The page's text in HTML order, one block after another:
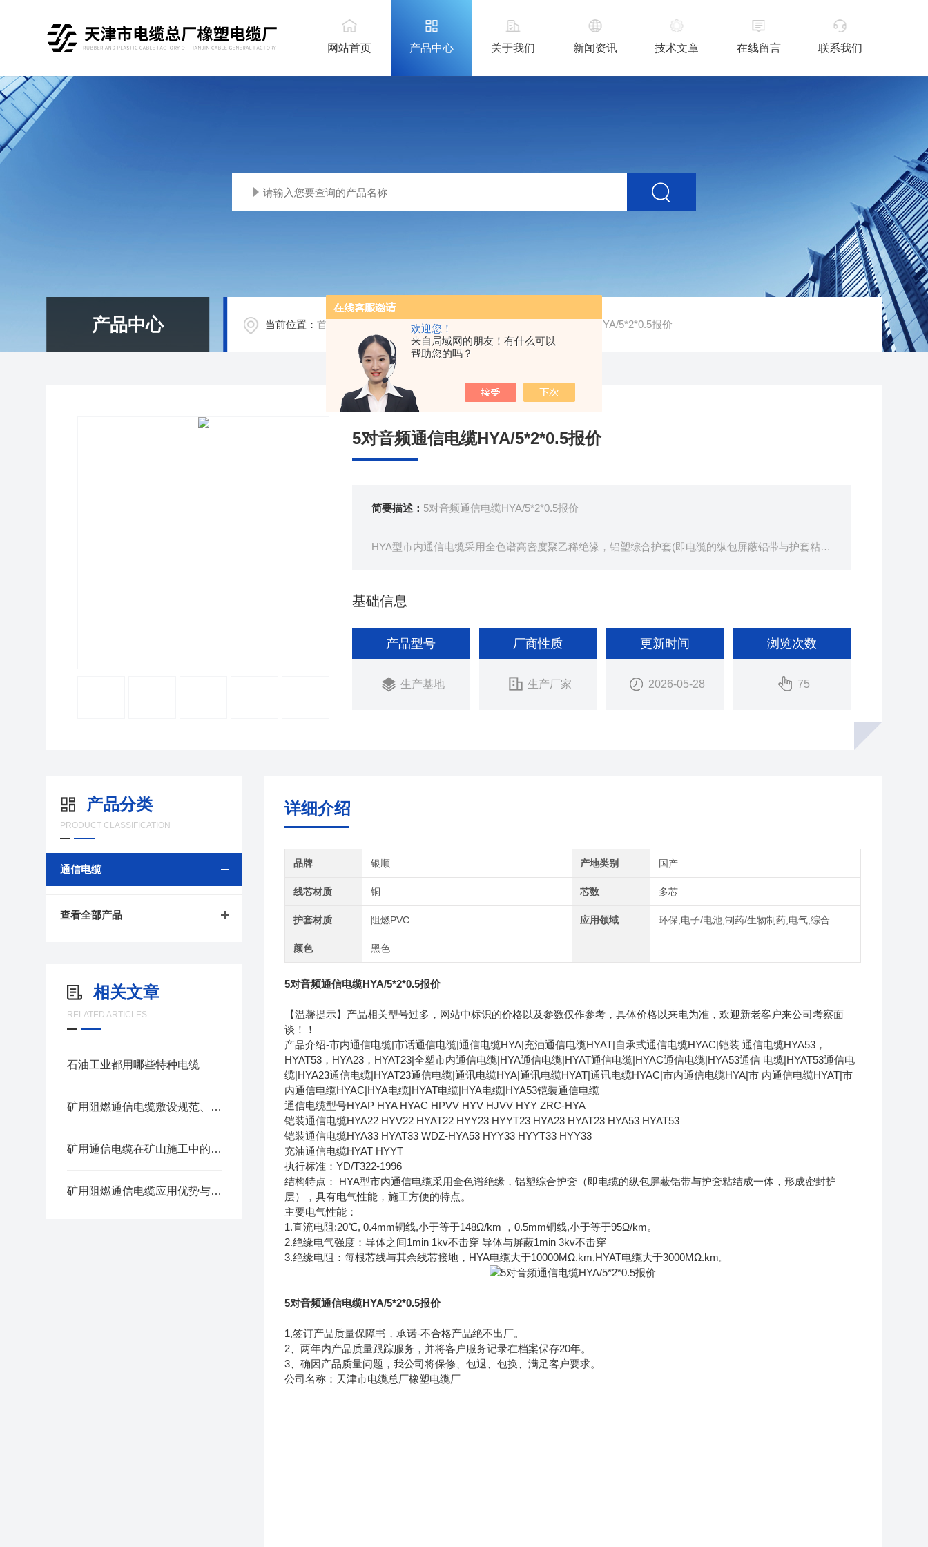
欢迎您！
来自局域网的朋友！有什么可以
帮助您的吗？
网站首页 产品中心 关于我们 新闻资讯 技术文章 在线留言 联系我们
产品中心 当前位置：首页 / /通信电缆 / 生产基地5对音频通信电缆HYA/5*2*0.5报价
5对音频通信电缆HYA/5*2*0.5报价
简要描述： 5对音频通信电缆HYA/5*2*0.5报价
HYA型市内通信电缆采用全色谱高密度聚乙稀绝缘，铝塑综合护套(即电缆的纵包屏蔽铝带与护套粘结
基础信息
产品型号
生产基地
厂商性质
生产厂家
更新时间
2026-05-28
浏览次数
75
产品分类
PRODUCT CLASSIFICATION
通信电缆
查看全部产品
相关文章
RELATED ARTICLES
石油工业都用哪些特种电缆
矿用阻燃通信电缆敷设规范、日常巡检与老化判定方法
矿用通信电缆在矿山施工中的应用前景如何
矿用阻燃通信电缆应用优势与适用场景
详细介绍
品牌 银顺 产地类别 国产
线芯材质 铜 芯数 多芯
护套材质 阻燃PVC 应用领域 环保,电子/电池,制药/生物制药,电气,综合
颜色 黑色
5对音频通信电缆HYA/5*2*0.5报价
【温馨提示】产品相关型号过多，网站中标识的价格以及参数仅作参考，具体价格以来电为准，欢迎新老客户来公司考察面
谈！！
产品介绍-市内通信电缆|市话通信电缆|通信电缆HYA|充油通信电缆HYAT|自承式通信电缆HYAC|铠装 通信电缆HYA53，
HYAT53，HYA23，HYAT23|全塑市内通信电缆|HYA通信电缆|HYAT通信电缆|HYAC通信电缆|HYA53通信 电缆|HYAT53通信电
缆|HYA23通信电缆|HYAT23通信电缆|通讯电缆HYA|通讯电缆HYAT|通讯电缆HYAC|市内通信电缆HYA|市 内通信电缆HYAT|市
内通信电缆HYAC|HYA电缆|HYAT电缆|HYA电缆|HYA53铠装通信电缆
通信电缆型号HYAP HYA HYAC HPVV HYV HJVV HYY ZRC-HYA
铠装通信电缆HYA22 HYV22 HYAT22 HYY23 HYYT23 HYA23 HYAT23 HYA53 HYAT53
铠装通信电缆HYA33 HYAT33 WDZ-HYA53 HYY33 HYYT33 HYY33
充油通信电缆HYAT HYYT
执行标准：YD/T322-1996
结构特点： HYA型市内通信电缆采用全色谱绝缘，铝塑综合护套（即电缆的纵包屏蔽铝带与护套粘结成一体，形成密封护
层），具有电气性能，施工方便的特点。
主要电气性能：
1.直流电阻:20℃, 0.4mm铜线,小于等于148Ω/km ，0.5mm铜线,小于等于95Ω/km。
2.绝缘电气强度：导体之间1min 1kv不击穿 导体与屏蔽1min 3kv不击穿
3.绝缘电阻：每根芯线与其余线芯接地，HYA电缆大于10000MΩ.km,HYAT电缆大于3000MΩ.km。
5对音频通信电缆HYA/5*2*0.5报价
1,签订产品质量保障书，承诺-不合格产品绝不出厂。
2、两年内产品质量跟踪服务，并将客户服务记录在档案保存20年。
3、确因产品质量问题，我公司将保修、包退、包换、满足客户要求。
公司名称：天津市电缆总厂橡塑电缆厂